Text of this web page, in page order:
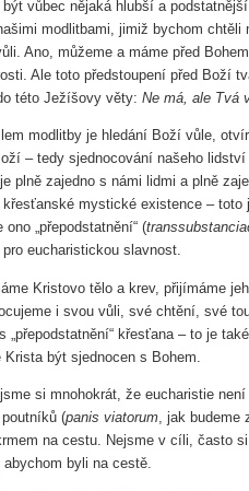
být vůbec nějaká hlubší a
modlitbami, jimiž bychom chtěli
Ano, můžeme a máme před
Ale toto předstoupení před Boží
této Ježíšovy věty: Ne má, ale Tvá
modlitby je hledání Boží vůle,
– tedy sjednocování našeho
plně zajedno s námi lidmi a plně
křesťanské mystické existence –
ono „přepodstatnění“ (
eucharistickou slavnost.
Kristovo tělo a krev, přijímáme
i svou vůli, své chtění, své
„přepodstatnění“ křesťana – to je
Krista být sjednocen s Bohem.
si mnohokrát, že eucharistie
(panis viatorum , jak
na cestu. Nejsme v cíli, často
abychom byli na cestě.